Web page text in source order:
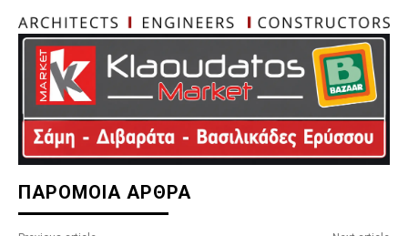
ΠΑΡΟΜΟΙΑ ΑΡΘΡΑ